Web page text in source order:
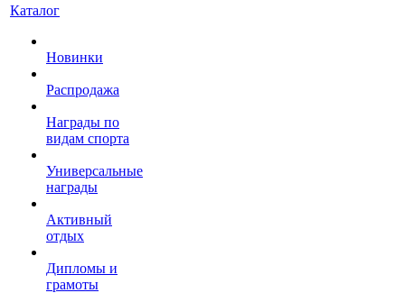
Каталог
Новинки
Распродажа
Награды по
видам спорта
Универсальные
награды
Активный
отдых
Дипломы и
грамоты